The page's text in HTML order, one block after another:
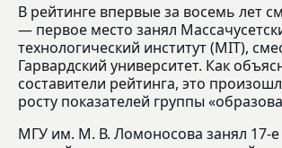
В рейтинге впервые за восемь лет
— первое место занял
технологический институт (MIT),
Гарвардский университет. Как
составители рейтинга, это
росту показателей группы
МГУ им. М. В. Ломоносова занял 17-е